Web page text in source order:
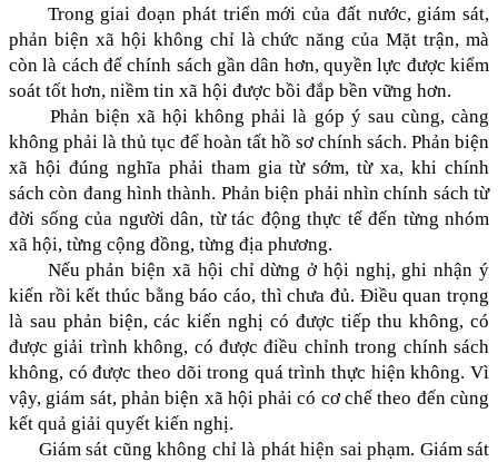
Trong giai đoạn phát triển mới của đất nước, giám sát,
phản biện xã hội không chỉ là chức năng của Mặt trận, mà
còn là cách để chính sách gần dân hơn, quyền lực được kiểm
soát tốt hơn, niềm tin xã hội được bồi đắp bền vững hơn.
Phản biện xã hội không phải là góp ý sau cùng, càng
không phải là thủ tục để hoàn tất hồ sơ chính sách. Phản biện
xã hội đúng nghĩa phải tham gia từ sớm, từ xa, khi chính
sách còn đang hình thành. Phản biện phải nhìn chính sách từ
đời sống của người dân, từ tác động thực tế đến từng nhóm
xã hội, từng cộng đồng, từng địa phương.
Nếu phản biện xã hội chỉ dừng ở hội nghị, ghi nhận ý
kiến rồi kết thúc bằng báo cáo, thì chưa đủ. Điều quan trọng
là sau phản biện, các kiến nghị có được tiếp thu không, có
được giải trình không, có được điều chỉnh trong chính sách
không, có được theo dõi trong quá trình thực hiện không. Vì
vậy, giám sát, phản biện xã hội phải có cơ chế theo đến cùng
kết quả giải quyết kiến nghị.
Giám sát cũng không chỉ là phát hiện sai phạm. Giám sát